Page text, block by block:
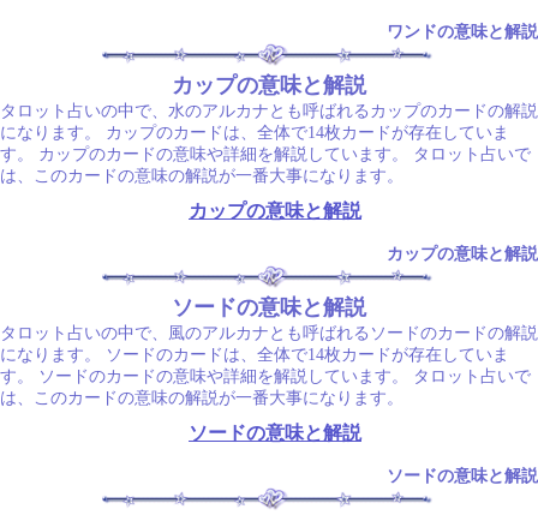
ワンドの意味と解説
カップの意味と解説
タロット占いの中で、水のアルカナとも呼ばれるカップのカードの解説
になります。 カップのカードは、全体で14枚カードが存在していま
す。 カップのカードの意味や詳細を解説しています。 タロット占いで
は、このカードの意味の解説が一番大事になります。
カップの意味と解説
カップの意味と解説
ソードの意味と解説
タロット占いの中で、風のアルカナとも呼ばれるソードのカードの解説
になります。 ソードのカードは、全体で14枚カードが存在していま
す。 ソードのカードの意味や詳細を解説しています。 タロット占いで
は、このカードの意味の解説が一番大事になります。
ソードの意味と解説
ソードの意味と解説